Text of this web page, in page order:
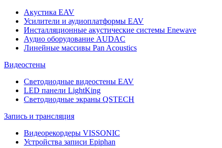
Акустика EAV
Усилители и аудиоплатформы EAV
Инсталляционные акустические системы Enewave
Аудио оборудование AUDAC
Линейные массивы Pan Acoustics
Видеостены
Светодиодные видеостены EAV
LED панели LightKing
Светодиодные экраны QSTECH
Запись и трансляция
Видеорекордеры VISSONIC
Устройства записи Epiphan